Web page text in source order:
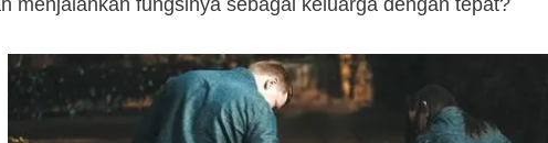
menjalankan fungsinya sebagai keluarga dengan tepat?